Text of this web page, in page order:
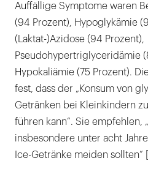
Auffällige Symptome waren
(94 Prozent), Hypoglykämie
(Laktat-)Azidose (94 Prozent),
Pseudohypertriglyceridämie
Hypokaliämie (75 Prozent).
fest, dass der „Konsum von
Getränken bei Kleinkindern
führen kann“. Sie empfehlen,
insbesondere unter acht
Ice-Getränke meiden